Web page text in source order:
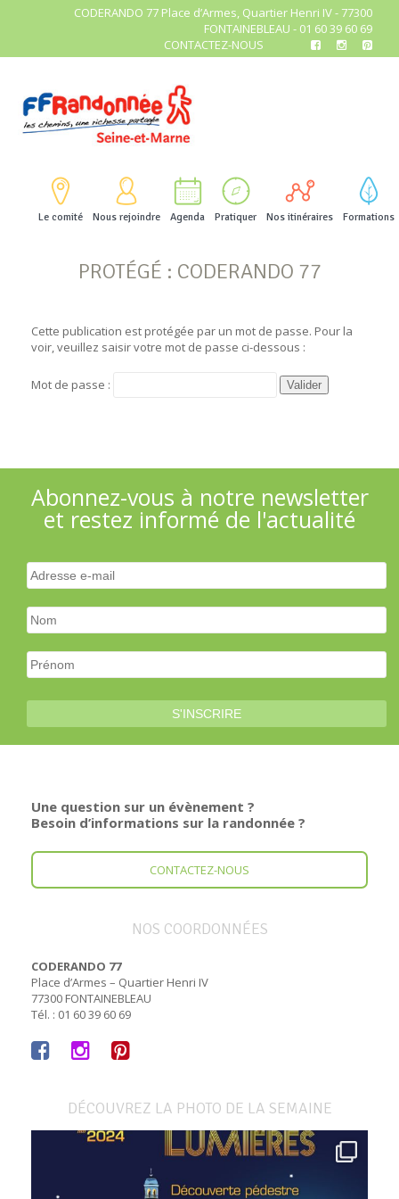
CODERANDO 77 Place d’Armes, Quartier Henri IV - 77300
FONTAINEBLEAU - 01 60 39 60 69
CONTACTEZ-NOUS
Le comité Nous rejoindre Agenda Pratiquer Nos itinéraires Formations
PROTÉGÉ : CODERANDO 77
Cette publication est protégée par un mot de passe. Pour la
voir, veuillez saisir votre mot de passe ci-dessous :
Mot de passe :
Abonnez-vous à notre newsletter
et restez informé de l'actualité
Une question sur un évènement ?
Besoin d’informations sur la randonnée ?
CONTACTEZ-NOUS
NOS COORDONNÉES
CODERANDO 77
Place d’Armes – Quartier Henri IV
77300 FONTAINEBLEAU
Tél. : 01 60 39 60 69
DÉCOUVREZ LA PHOTO DE LA SEMAINE